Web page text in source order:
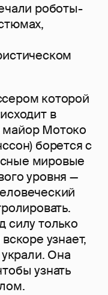
роботы-
которой
в
Мотоко
борется с
мировые
уровня —
силу только
узнает,
Она
узнать